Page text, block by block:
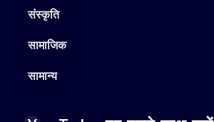
संस्कृति
सामाजिक
सामान्य